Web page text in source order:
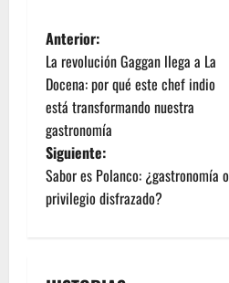
Anterior:
La revolución Gaggan llega a La
Docena: por qué este chef indio
está transformando nuestra
gastronomía
Siguiente:
Sabor es Polanco: ¿gastronomía o
privilegio disfrazado?